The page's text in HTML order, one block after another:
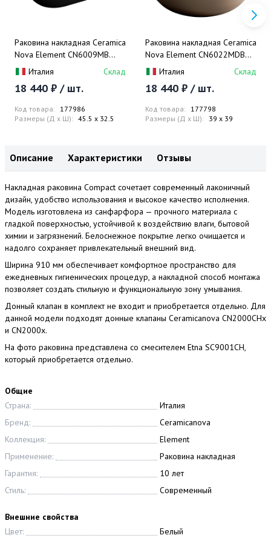
Раковина накладная Ceramica
Nova Element CN6009MB
45.5x32.5 (черный матовый),
Италия Склад
18 440 ₽ / шт.
Код товара: 177986
Размеры (Д x Ш): 45.5 x 32.5
Раковина накладная Ceramica
Nova Element CN6022MDB
39x39 (темно-коричневый),
Италия Склад
18 440 ₽ / шт.
Код товара: 177798
Размеры (Д x Ш): 39 x 39
Описание Характеристики Отзывы
Накладная раковина Compact сочетает современный лаконичный
дизайн, удобство использования и высокое качество исполнения.
Модель изготовлена из санфарфора — прочного материала с
гладкой поверхностью, устойчивой к воздействию влаги, бытовой
химии и загрязнений. Белоснежное покрытие легко очищается и
надолго сохраняет привлекательный внешний вид.
Ширина 910 мм обеспечивает комфортное пространство для
ежедневных гигиенических процедур, а накладной способ монтажа
позволяет создать стильную и функциональную зону умывания.
Донный клапан в комплект не входит и приобретается отдельно. Для
данной модели подходят донные клапаны Ceramicanova CN2000CHx
и CN2000x.
На фото раковина представлена со смесителем Etna SC9001CH,
который приобретается отдельно.
Общие
Страна:
Италия
Бренд:
Ceramicanova
Коллекция:
Element
Применение:
Раковина накладная
Гарантия:
10 лет
Стиль:
Современный
Внешние свойства
Цвет:
Белый